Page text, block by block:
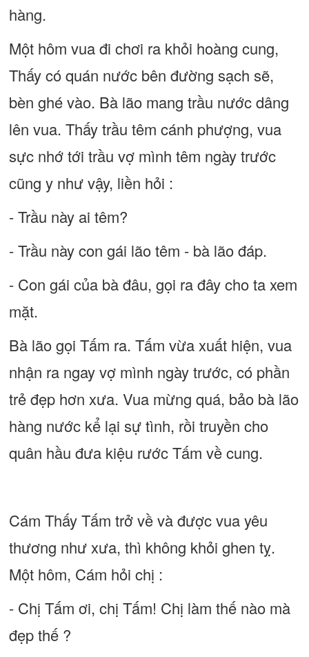
hàng.
Một hôm vua đi chơi ra khỏi hoàng cung,
Thấy có quán nước bên đường sạch sẽ,
bèn ghé vào. Bà lão mang trầu nước dâng
lên vua. Thấy trầu têm cánh phượng, vua
sực nhớ tới trầu vợ mình têm ngày trước
cũng y như vậy, liền hỏi :
- Trầu này ai têm?
- Trầu này con gái lão têm - bà lão đáp.
- Con gái của bà đâu, gọi ra đây cho ta xem
mặt.
Bà lão gọi Tấm ra. Tấm vừa xuất hiện, vua
nhận ra ngay vợ mình ngày trước, có phần
trẻ đẹp hơn xưa. Vua mừng quá, bảo bà lão
hàng nước kể lại sự tình, rồi truyền cho
quân hầu đưa kiệu rước Tấm về cung.
Cám Thấy Tấm trở về và được vua yêu
thương như xưa, thì không khỏi ghen tỵ.
Một hôm, Cám hỏi chị :
- Chị Tấm ơi, chị Tấm! Chị làm thế nào mà
đẹp thế ?